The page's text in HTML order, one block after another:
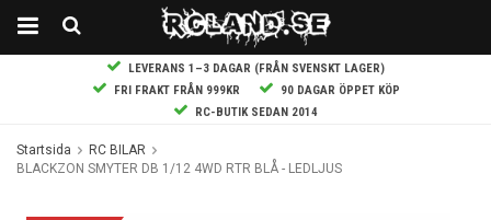
LEVERANS 1–3 DAGAR (FRÅN SVENSKT LAGER)
FRI FRAKT FRÅN 999KR
90 DAGAR ÖPPET KÖP
RC-BUTIK SEDAN 2014
Startsida
RC BILAR
BLACKZON SMYTER DB 1/12 4WD RTR BLÅ - LEDLJUS